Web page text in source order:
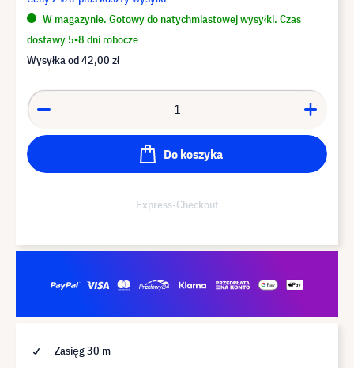
W magazynie. Gotowy do natychmiastowej wysyłki. Czas
dostawy 5-8 dni robocze
Wysyłka od42,00 zł
Do koszyka
Express-Checkout
Zasięg 30 m